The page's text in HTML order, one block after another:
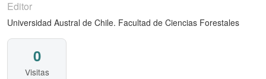
Editor
Universidad Austral de Chile. Facultad de Ciencias Forestales
0
Visitas